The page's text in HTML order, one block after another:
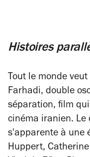
Histoires
Tout le monde
Farhadi, double
séparation, film
cinéma iranien. Le
s'apparente à une
Huppert,